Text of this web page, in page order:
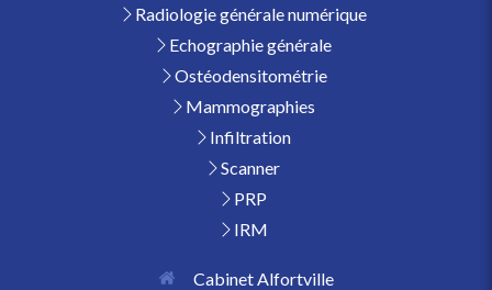
Radiologie générale numérique
Echographie générale
Ostéodensitométrie
Mammographies
Infiltration
Scanner
PRP
IRM
Cabinet Alfortville